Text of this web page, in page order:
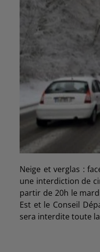
Neige et verglas :
une interdiction de
partir de 20h le
Est et le Conseil
sera interdite toute